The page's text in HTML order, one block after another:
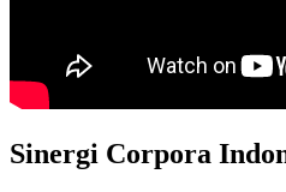
Sinergi Corpora